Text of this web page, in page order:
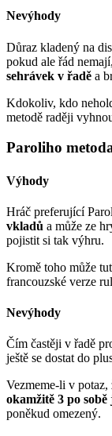
Nevýhody
Důraz kladený na
pokud ale řád
sehrávek v řadě a
Kdokoliv, kdo
metodě raději
Paroliho
Výhody
Hráč preferující
vkladů a může ze
pojistit si tak výhru.
Kromě toho může
francouzské verze
Nevýhody
Čím častěji v řadě
ještě se dostat do
Vezmeme-li v potaz,
okamžitě 3 po
poněkud omezený.